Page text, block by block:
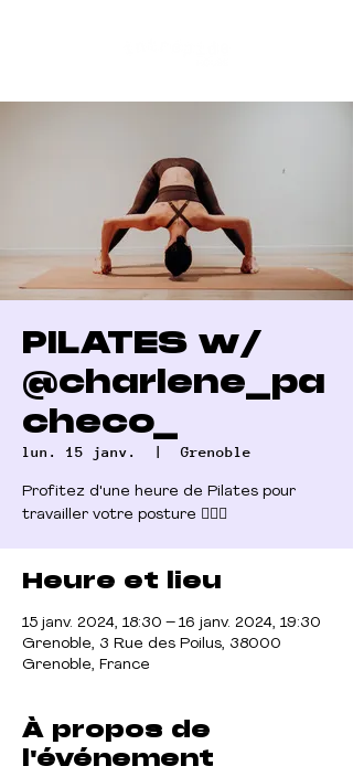
PILATES w/
@charlene_pa
checo_
lun. 15 janv.
  |
Grenoble
Profitez d'une heure de Pilates pour
Heure et lieu
15 janv. 2024, 18:30 – 16 janv. 2024, 19:30
Grenoble, 3 Rue des Poilus, 38000
Grenoble, France
À propos de
l'événement